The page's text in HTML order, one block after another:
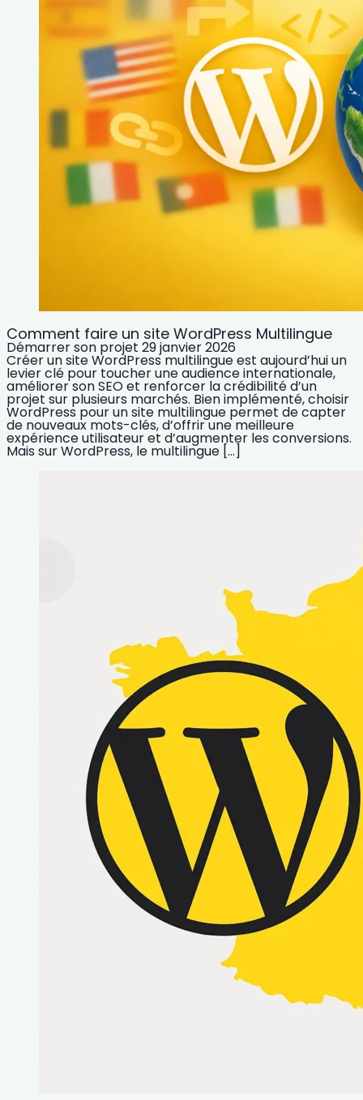
Comment faire un site WordPress Multilingue
Démarrer son projet 29 janvier 2026
Créer un site WordPress multilingue est aujourd’hui un
levier clé pour toucher une audience internationale,
améliorer son SEO et renforcer la crédibilité d’un
projet sur plusieurs marchés. Bien implémenté, choisir
WordPress pour un site multilingue permet de capter
de nouveaux mots-clés, d’offrir une meilleure
expérience utilisateur et d’augmenter les conversions.
Mais sur WordPress, le multilingue […]